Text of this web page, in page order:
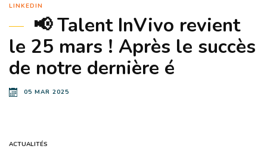
LINKEDIN
📢 Talent InVivo revient
le 25 mars ! Après le succès
de notre dernière é
05 MAR 2025
ACTUALITÉS